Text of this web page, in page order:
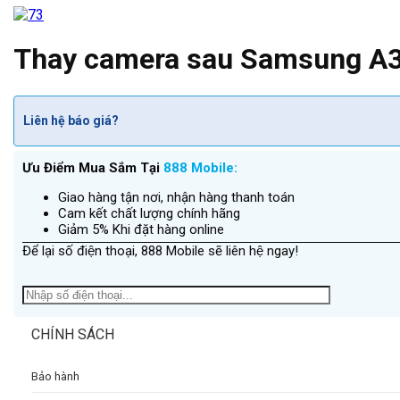
Thay camera sau Samsung
Liên hệ báo giá?
Ưu Điểm Mua Sắm Tại 888 Mobile:
Giao hàng tận nơi, nhận hàng thanh toán
Cam kết chất lượng chính hãng
Giảm 5% Khi đặt hàng online
Để lại số điện thoại, 888 Mobile sẽ liên hệ ngay!
CHÍNH SÁCH
Bảo hành